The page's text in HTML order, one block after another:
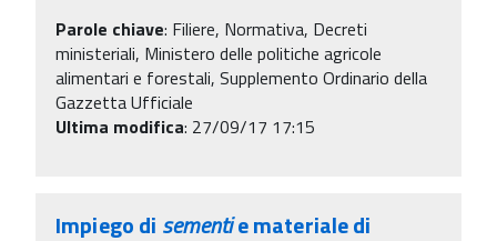
Parole chiave: Filiere, Normativa, Decreti
ministeriali, Ministero delle politiche agricole
alimentari e forestali, Supplemento Ordinario della
Gazzetta Ufficiale
Ultima modifica: 27/09/17 17:15
Impiego di sementie materiale di